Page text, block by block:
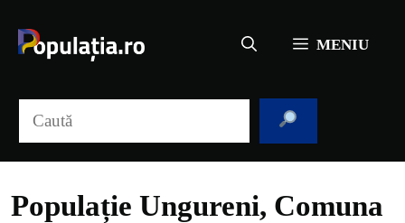
conținut
MENIU
Populație Ungureni, Comuna